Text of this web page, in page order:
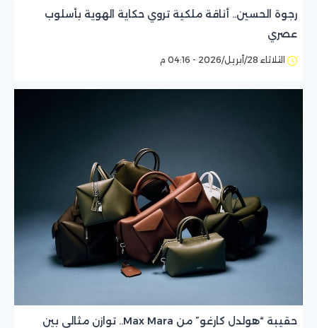
رجوة الحسين.. أناقة ملكية تروي حكاية الهوية بأسلوب
عصري
الثلاثاء 28/أبريل/2026 - 04:16 م
حقيبة “هولدل كارغو” من Max Mara.. توازن مثالي بين